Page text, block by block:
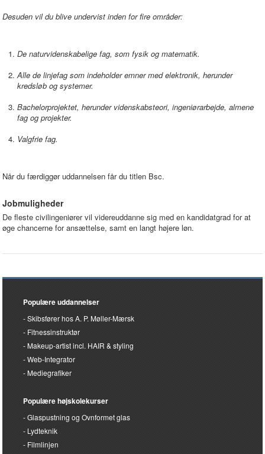
Desuden vil du blive undervist inden for fire områder:
De naturvidenskabelige fag, som fysik og matematik.
Alle de linjefag som indeholder emner med elektronik, herunder
kredsløb og systemer.
Bachelorprojektet, herunder videnskabsteori, ingeniørarbejde, almene
fag og projekter.
Valgfrie fag.
Når du færdiggør uddannelsen får du titlen Bsc.
Jobmuligheder
De fleste civilingeniører vil videreuddanne sig med en kandidatgrad for at
øge chancerne for ansættelse, samt en langt højere løn.
Populære uddannelser
Skibsfører hos A. P. Møller-Mærsk
Fitnessinstruktør
Makeup-artist incl. HAIR & styling
Web-Integrator
Mediegrafiker
Populære højskolekurser
Glaspustning og Ovnformet glas
Lydteknik
Filmlinjen